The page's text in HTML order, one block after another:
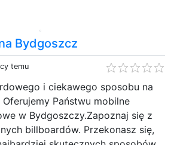
Bydgoszcz
temu
i ciekawego sposobu na
Państwu mobilne
w Bydgoszczy.Zapoznaj się z
billboardów. Przekonasz się,